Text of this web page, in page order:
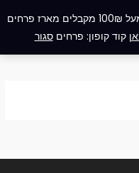
משלוח חינם בהזמנה מעל 400₪ בקניה מעל 100₪ מקבלים מארז פרחים
קוד קופון: פרחיםסגור